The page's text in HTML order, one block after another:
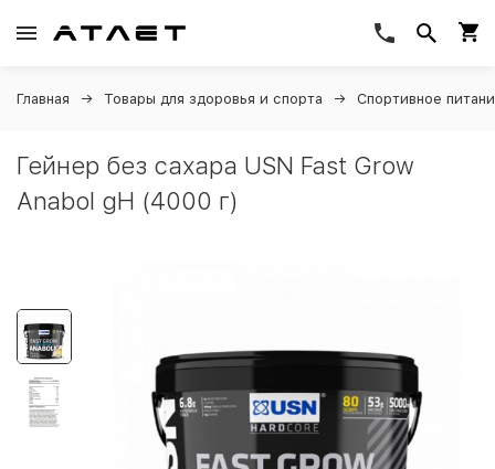
Главная Товары для здоровья и спорта Спортивное
Гейнер без сахара USN Fast Grow
Anabol gH (4000 г)